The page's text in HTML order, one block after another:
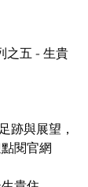
之五 - 生貴
跡與展望，
閱官網